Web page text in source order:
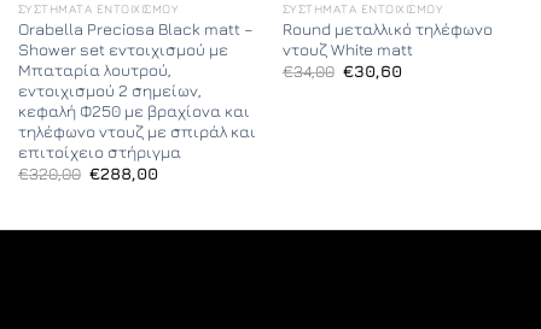
ΣΥΣΤΉΜΑΤΑ ΕΝΤΟΙΧΙΣΜΟΎ
Orabella Preciosa Black matt –
Shower set εντοιχισμού με
Μπαταρία λουτρού,
εντοιχισμού 2 σημείων,
κεφαλή Φ250 με βραχίονα και
τηλέφωνο ντουζ με σπιράλ και
επιτοίχειο στήριγμα
€320,00 Original
€288,00Η
€288,00.
ΣΥΣΤΉΜΑΤΑ ΕΝΤΟΙΧΙΣΜΟΎ
Round μεταλλικό τηλέφωνο
ντουζ White matt
€34,00 Original
price
€30,60Η